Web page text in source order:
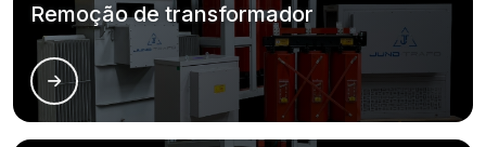
Remoção de transformador